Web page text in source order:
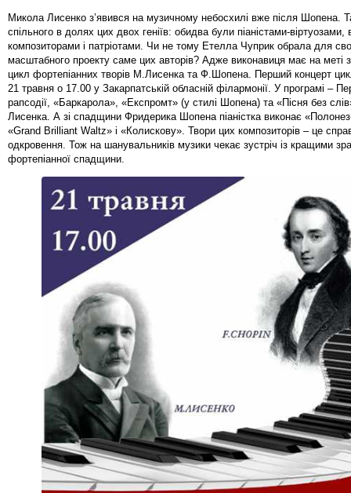
Микола Лисенко з’явився на музичному небосхилі вже після Шопена.
спільного в долях цих двох геніїв: обидва були піаністами-віртуозами,
композиторами і патріотами. Чи не тому Етелла Чуприк обрала для
масштабного проекту саме цих авторів? Адже виконавиця має на меті
цикл фортепіанних творів М.Лисенка та Ф.Шопена. Перший концерт
21 травня о 17.00 у Закарпатській обласній філармонії. У програмі –
рапсодії, «Баркарола», «Експромт» (у стилі Шопена) та «Пісня без
Лисенка. А зі спадщини Фридерика Шопена піаністка виконає
«Grand Brilliant Waltz» і «Колискову». Твори цих композиторів – це
одкровення. Тож на шанувальників музики чекає зустріч із кращими
фортепіанної спадщини.